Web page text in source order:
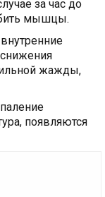
за час до
мышцы.
жажды,
появляются